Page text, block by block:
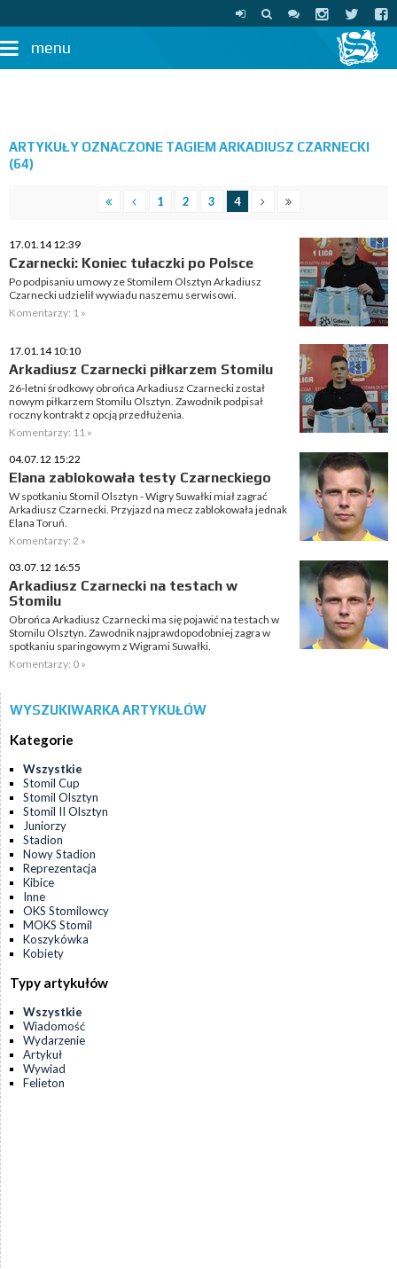
menu
ARTYKUŁY OZNACZONE TAGIEM ARKADIUSZ CZARNECKI
(64)
1 2 3 4
17.01.14 12:39
Czarnecki: Koniec tułaczki po Polsce
Po podpisaniu umowy ze Stomilem Olsztyn Arkadiusz
Czarnecki udzielił wywiadu naszemu serwisowi.
Komentarzy: 1 »
17.01.14 10:10
Arkadiusz Czarnecki piłkarzem Stomilu
26-letni środkowy obrońca Arkadiusz Czarnecki został
nowym piłkarzem Stomilu Olsztyn. Zawodnik podpisał
roczny kontrakt z opcją przedłużenia.
Komentarzy: 11 »
04.07.12 15:22
Elana zablokowała testy Czarneckiego
W spotkaniu Stomil Olsztyn - Wigry Suwałki miał zagrać
Arkadiusz Czarnecki. Przyjazd na mecz zablokowała jednak
Elana Toruń.
Komentarzy: 2 »
03.07.12 16:55
Arkadiusz Czarnecki na testach w
Stomilu
Obrońca Arkadiusz Czarnecki ma się pojawić na testach w
Stomilu Olsztyn. Zawodnik najprawdopodobniej zagra w
spotkaniu sparingowym z Wigrami Suwałki.
Komentarzy: 0 »
WYSZUKIWARKA ARTYKUŁÓW
Kategorie
Wszystkie
Stomil Cup
Stomil Olsztyn
Stomil II Olsztyn
Juniorzy
Stadion
Nowy Stadion
Reprezentacja
Kibice
Inne
OKS Stomilowcy
MOKS Stomil
Koszykówka
Kobiety
Typy artykułów
Wszystkie
Wiadomość
Wydarzenie
Artykuł
Wywiad
Felieton